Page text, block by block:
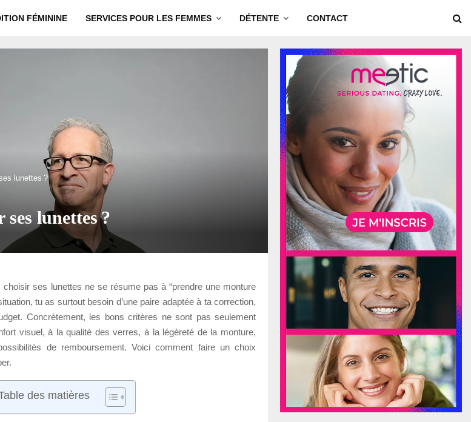
FÉMININE SERVICES POUR LES FEMMES DÉTENTE CONTACT
lunettes ?
lunettes ?
choisir ses lunettes ne se résume pas à “prendre une monture
tu as surtout besoin d’une paire adaptée à ta correction,
Concrètement, les bons critères ne sont pas seulement
visuel, à la qualité des verres, à la légèreté de la monture,
de remboursement. Voici comment faire un choix
des matières